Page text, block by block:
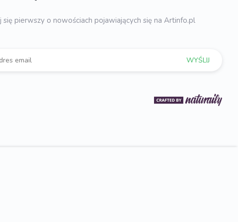
się pierwszy o nowościach pojawiających się na Artinfo.pl
WYŚLIJ